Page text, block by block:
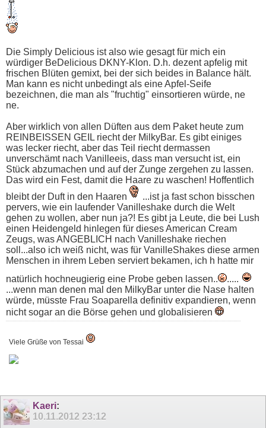
Die Simply Delicious ist also wie gesagt für mich ein
würdiger BeDelicious DKNY-Klon. D.h. dezent apfelig mit
frischen Blüten gemixt, bei der sich beides in Balance hält.
Man kann es nicht unbedingt als eine Apfel-Seife
bezeichnen, die man als "fruchtig" einsortieren würde, ne
ne.
Aber wirklich von allen Düften aus dem Paket heute zum
REINBEISSEN GEIL riecht der MilkyBar. Es gibt einiges
was lecker riecht, aber das Teil riecht dermassen
unverschämt nach Vanilleeis, dass man versucht ist, ein
Stück abzumachen und auf der Zunge zergehen zu lassen.
Das wird ein Fest, damit die Haare zu waschen! Hoffentlich
bleibt der Duft in den Haaren
...ist ja fast schon bisschen
pervers, wie ein laufender Vanilleshake durch die Welt
gehen zu wollen, aber nun ja?! Es gibt ja Leute, die bei Lush
einen Heidengeld hinlegen für dieses American Cream
Zeugs, was ANGEBLICH nach Vanilleshake riechen
soll...also ich weiß nicht, was für VanilleShakes diese armen
Menschen in ihrem Leben serviert bekamen, ich h hatte mir
natürlich hochneugierig eine Probe geben lassen..
.....
...wenn man denen mal den MilkyBar unter die Nase halten
würde, müsste Frau Soaparella definitiv expandieren, wenn
nicht sogar an die Börse gehen und globalisieren
Viele Grüße von Tessai
Kaeri:
10.11.2012 23:12